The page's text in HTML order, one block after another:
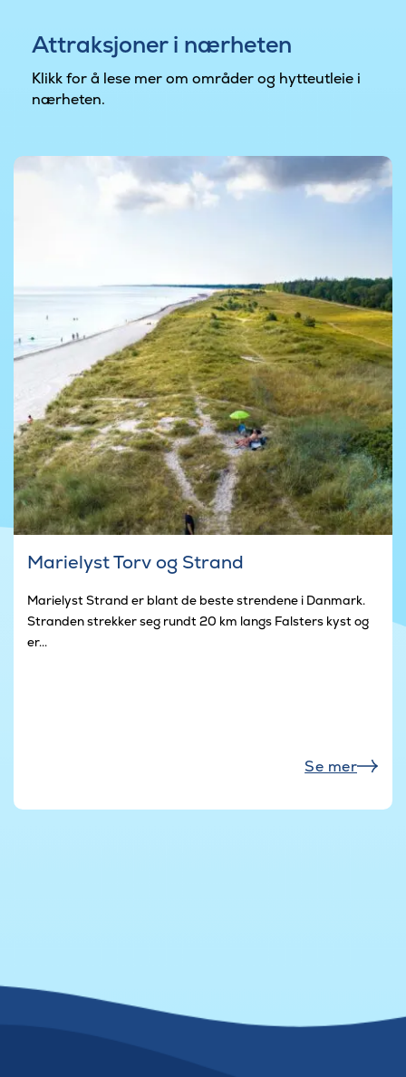
Attraksjoner i nærheten
Klikk for å lese mer om områder og hytteutleie i
nærheten.
Marielyst Torv og Strand
Marielyst Strand er blant de beste strendene i Danmark.
Stranden strekker seg rundt 20 km langs Falsters kyst og
er...
Se mer